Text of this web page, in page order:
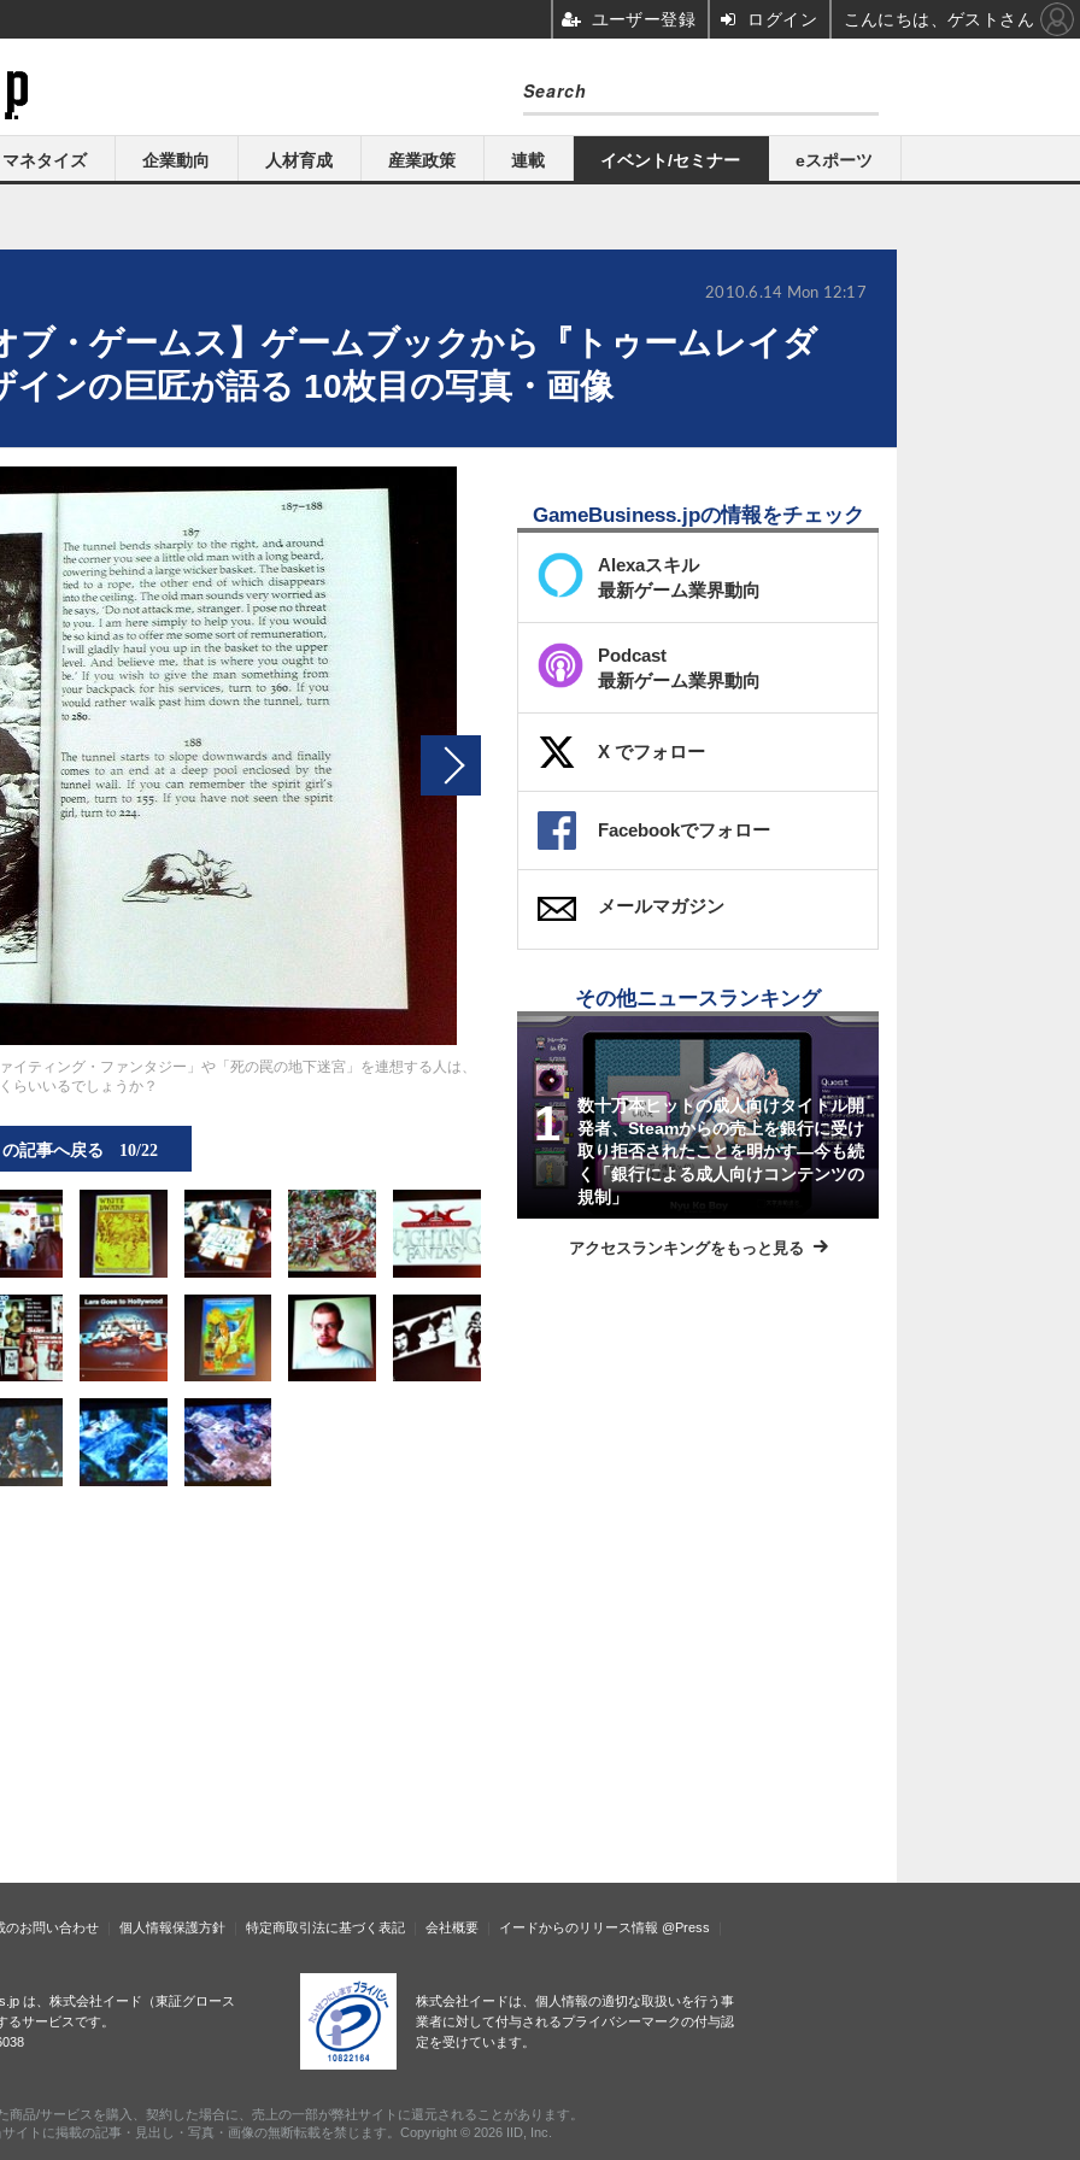
マネタイズ 企業動向 人材育成 産業政策 連載 イベント/セミナー eスポーツ
ブ・ゲームス】ゲームブックから『トゥームレイダ
インの巨匠が語る 10枚目の写真・画像
2010.6.14 Mon 12:17
ティング・ファンタジー」や「死の罠の地下迷宮」を連想する人は、
らいいるでしょうか？
記事へ戻る 10/22
GameBusiness.jpの情報をチェック
Alexaスキル
最新ゲーム業界動向
Podcast
最新ゲーム業界動向
X でフォロー
Facebookでフォロー
メールマガジン
その他ニュースランキング
数十万本ヒットの成人向けタイトル開
発者、Steamからの売上を銀行に受け
取り拒否されたことを明かす―今も続
く「銀行による成人向けコンテンツの
規制」
アクセスランキングをもっと見る
のお問い合わせ 個人情報保護方針 特定商取引法に基づく表記 会社概要 イードからのリリース情報 @Press
は、株式会社イード（東証グロース
るサービスです。
株式会社イードは、個人情報の適切な取扱いを行う事
業者に対して付与されるプライバシーマークの付与認
定を受けています。
商品/サービスを購入、契約した場合に、売上の一部が弊社サイトに還元されることがあります。
イトに掲載の記事・見出し・写真・画像の無断転載を禁じます。Copyright © 2026 IID, Inc.
ユーザー登録 ログイン こんにちは、ゲストさん